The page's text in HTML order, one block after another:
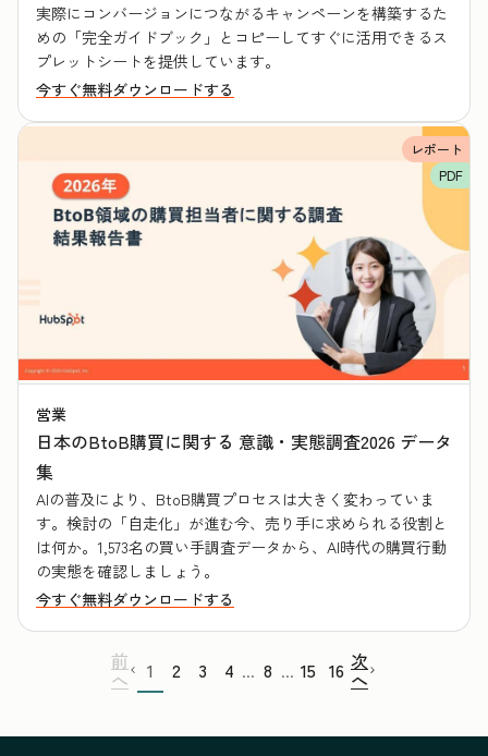
実際にコンバージョンにつながるキャンペーンを構築するた
めの「完全ガイドブック」とコピーしてすぐに活用できるス
プレットシートを提供しています。
今すぐ無料ダウンロードする
レポート
PDF
営業
日本のBtoB購買に関する 意識・実態調査2026 データ
集
AIの普及により、BtoB購買プロセスは大きく変わっていま
す。検討の「自走化」が進む今、売り手に求められる役割と
は何か。1,573名の買い手調査データから、AI時代の購買行動
の実態を確認しましょう。
今すぐ無料ダウンロードする
前
へ 1 2 3 4 ... 8 ... 15 16 次
へ